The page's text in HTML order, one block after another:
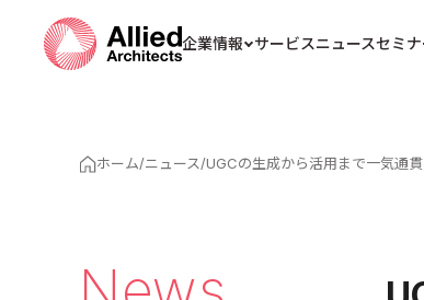
企業情報 サービスニュースセミナ
ホーム/ニュース/UGCの生成から活用まで一気通